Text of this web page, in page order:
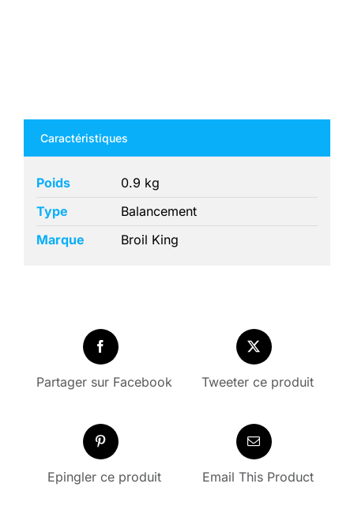
900
g
Caractéristiques
Poids
0.9 kg
Type
Balancement
Marque
Broil King
Partager sur Facebook Tweeter ce produit
Epingler ce produit Email This Product